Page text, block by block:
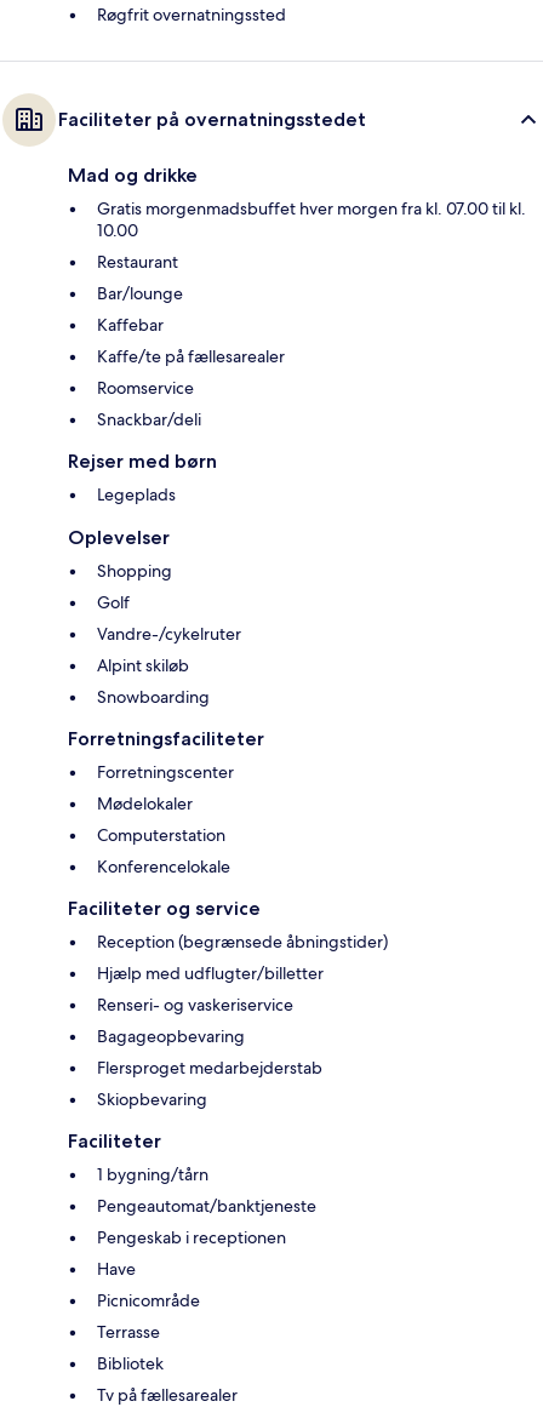
Røgfrit overnatningssted
Faciliteter på overnatningsstedet
Mad og drikke
Gratis morgenmadsbuffet hver morgen fra kl. 07.00 til kl.
10.00
Restaurant
Bar/lounge
Kaffebar
Kaffe/te på fællesarealer
Roomservice
Snackbar/deli
Rejser med børn
Legeplads
Oplevelser
Shopping
Golf
Vandre-/cykelruter
Alpint skiløb
Snowboarding
Forretningsfaciliteter
Forretningscenter
Mødelokaler
Computerstation
Konferencelokale
Faciliteter og service
Reception (begrænsede åbningstider)
Hjælp med udflugter/billetter
Renseri- og vaskeriservice
Bagageopbevaring
Flersproget medarbejderstab
Skiopbevaring
Faciliteter
1 bygning/tårn
Pengeautomat/banktjeneste
Pengeskab i receptionen
Have
Picnicområde
Terrasse
Bibliotek
Tv på fællesarealer